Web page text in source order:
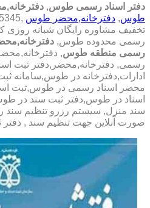
دفتر اسناد رسمی طوس,
طوس, دفترخانه,محضر طوس
تخفیف مشاوره رايگان شبانه روزی
رسمی محدوده طوس,
رسمی منطقه طوس,
رسمی, دفترخانه,محضر,دفتر ثبت
ادارات,دفترخانه در طوس,سامانه
محضر اسناد رسمی در طوس,ثبت
اسناد در طوس,دفتر ثبت سند در
سند منزل, سیستم رزرو تنظیم سند
صورت آنلاین جهت تنظیم سند ,